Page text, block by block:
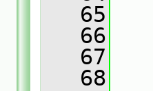
   65
   66
   67
   68